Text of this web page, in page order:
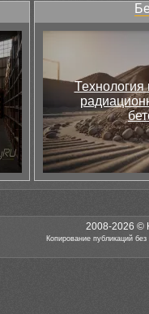
Технология
2008-2026 ©
Копирование публикаций